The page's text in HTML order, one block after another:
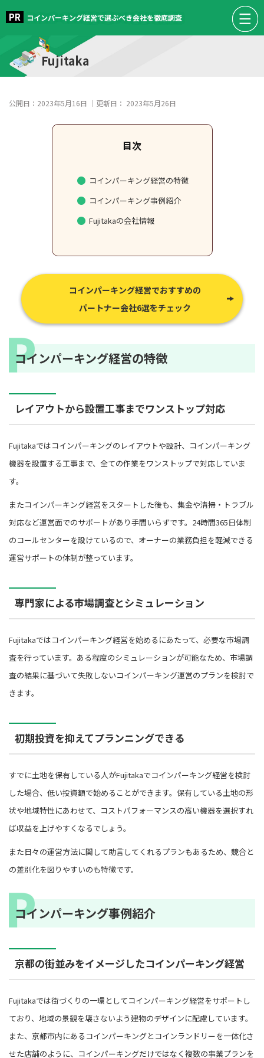
コインパーキング経営で選ぶべき会社を徹底調査
Fujitaka
公開日： 2023年5月16日 ｜更新日： 2023年5月26日
コインパーキング経営の特徴
コインパーキング事例紹介
Fujitakaの会社情報
コインパーキング経営でおすすめの
パートナー会社6選をチェック
コインパーキング経営の特徴
レイアウトから設置工事までワンストップ対応
Fujitakaではコインパーキングのレイアウトや設計、コインパーキング
機器を設置する工事まで、全ての作業をワンストップで対応していま
す。
またコインパーキング経営をスタートした後も、集金や清掃・トラブル
対応など運営面でのサポートがあり手間いらずです。24時間365日体制
のコールセンターを設けているので、オーナーの業務負担を軽減できる
運営サポートの体制が整っています。
専門家による市場調査とシミュレーション
Fujitakaではコインパーキング経営を始めるにあたって、必要な市場調
査を行っています。ある程度のシミュレーションが可能なため、市場調
査の結果に基づいて失敗しないコインパーキング運営のプランを検討で
きます。
初期投資を抑えてプランニングできる
すでに土地を保有している人がFujitakaでコインパーキング経営を検討
した場合、低い投資額で始めることができます。保有している土地の形
状や地域特性にあわせて、コストパフォーマンスの高い機器を選択すれ
ば収益を上げやすくなるでしょう。
また日々の運営方法に関して助言してくれるプランもあるため、競合と
の差別化を図りやすいのも特徴です。
コインパーキング事例紹介
京都の街並みをイメージしたコインパーキング経営
Fujitakaでは街づくりの一環としてコインパーキング経営をサポートし
ており、地域の景観を壊さないよう建物のデザインに配慮しています。
また、京都市内にあるコインパーキングとコインランドリーを一体化さ
せた店舗のように、コインパーキングだけではなく複数の事業プランを